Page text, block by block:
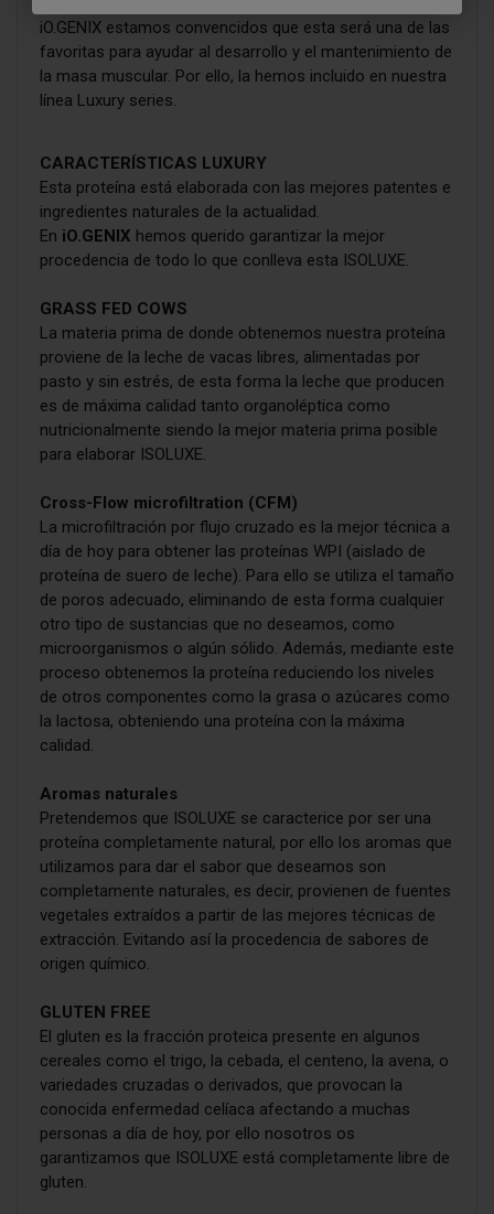
iO.GENIX estamos convencidos que esta será una de las
favoritas para ayudar al desarrollo y el mantenimiento de
la masa muscular. Por ello, la hemos incluido en nuestra
línea Luxury series.
CARACTERÍSTICAS LUXURY
Esta proteína está elaborada con las mejores patentes e
ingredientes naturales de la actualidad.
En iO.GENIX hemos querido garantizar la mejor
procedencia de todo lo que conlleva esta ISOLUXE.
GRASS FED COWS
La materia prima de donde obtenemos nuestra proteína
proviene de la leche de vacas libres, alimentadas por
pasto y sin estrés, de esta forma la leche que producen
es de máxima calidad tanto organoléptica como
nutricionalmente siendo la mejor materia prima posible
para elaborar ISOLUXE.
Cross-Flow microfiltration (CFM)
La microfiltración por flujo cruzado es la mejor técnica a
día de hoy para obtener las proteínas WPI (aislado de
proteína de suero de leche). Para ello se utiliza el tamaño
de poros adecuado, eliminando de esta forma cualquier
otro tipo de sustancias que no deseamos, como
microorganismos o algún sólido. Además, mediante este
proceso obtenemos la proteína reduciendo los niveles
de otros componentes como la grasa o azúcares como
la lactosa, obteniendo una proteína con la máxima
calidad.
Aromas naturales
Pretendemos que ISOLUXE se caracterice por ser una
proteína completamente natural, por ello los aromas que
utilizamos para dar el sabor que deseamos son
completamente naturales, es decir, provienen de fuentes
vegetales extraídos a partir de las mejores técnicas de
extracción. Evitando así la procedencia de sabores de
origen químico.
GLUTEN FREE
El gluten es la fracción proteica presente en algunos
cereales como el trigo, la cebada, el centeno, la avena, o
variedades cruzadas o derivados, que provocan la
conocida enfermedad celíaca afectando a muchas
personas a día de hoy, por ello nosotros os
garantizamos que ISOLUXE está completamente libre de
gluten.